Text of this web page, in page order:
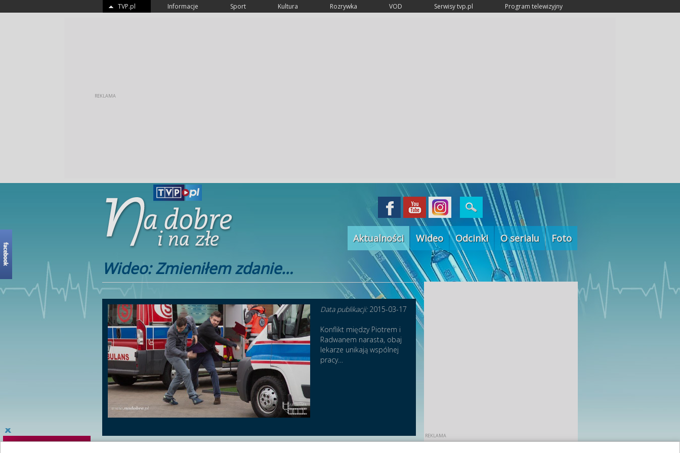
TVP.pl Informacje Sport Kultura Rozrywka VOD Serwisy tvp.pl Program telewizyjny
Aktualności Wideo Odcinki O serialu Foto
Wideo: Zmieniłem zdanie…
Data publikacji: 2015-03-17
Konflikt między Piotrem i
Radwanem narasta, obaj
lekarze unikają wspólnej
pracy…